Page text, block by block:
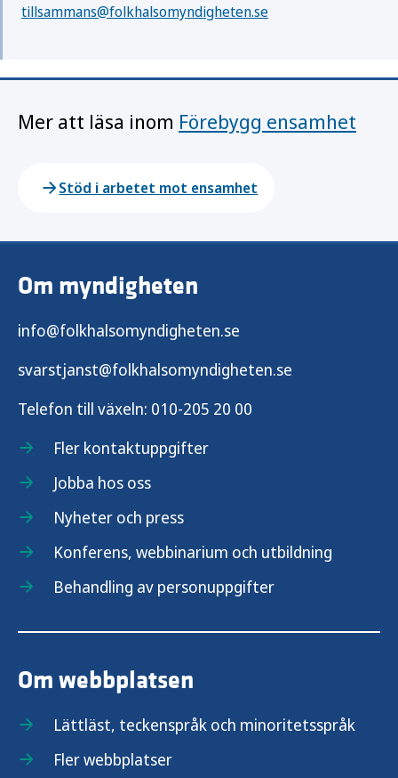
tillsammans@folkhalsomyndigheten.se
Mer att läsa inom Förebygg ensamhet
Stöd i arbetet mot ensamhet
Om myndigheten
info@folkhalsomyndigheten.se
svarstjanst@folkhalsomyndigheten.se
Telefon till växeln: 010-205 20 00
Fler kontaktuppgifter
Jobba hos oss
Nyheter och press
Konferens, webbinarium och utbildning
Behandling av personuppgifter
Om webbplatsen
Lättläst, teckenspråk och minoritetsspråk
Fler webbplatser